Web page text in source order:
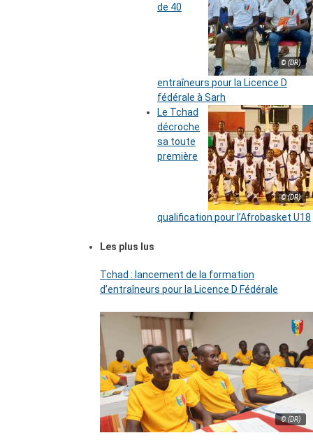
© (DR)
de 40
entraîneurs pour la Licence D
fédérale à Sarh
© (DR)
Le Tchad
décroche
sa toute
première
qualification pour l’Afrobasket U18
Les plus lus
Tchad : lancement de la formation
d’entraîneurs pour la Licence D Fédérale
© (DR)